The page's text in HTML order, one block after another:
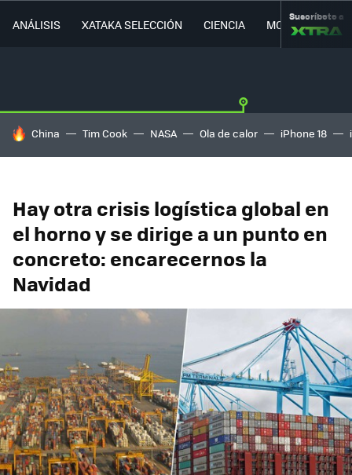
ANÁLISIS XATAKA SELECCIÓN CIENCIA MOVILIDAD
Suscríbete a
HOY SE HABLA DE
China Tim Cook NASA Ola de calor iPhone 18
Hay otra crisis logística global en
el horno y se dirige a un punto en
concreto: encarecernos la
Navidad